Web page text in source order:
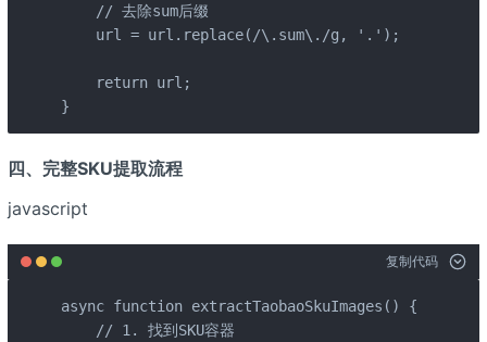
    // 去除sum后缀
    url = url.replace(/\.sum\./g, '.');
    return url;
}
四、完整SKU提取流程
javascript
复制代码
async function extractTaobaoSkuImages() {
    // 1. 找到SKU容器